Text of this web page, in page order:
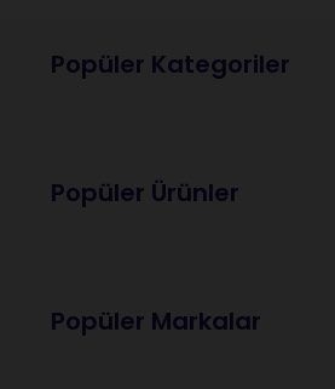
Popüler Kategoriler
Popüler Ürünler
Popüler Markalar